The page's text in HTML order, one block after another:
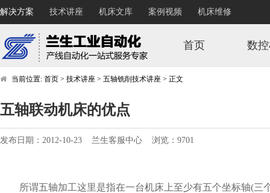
解决方案 技术讲座 机床文库 案例视频 机床维修
首页 数
当前位置: 首页 > 技术讲座 > 五轴铣削技术讲座 > 正文
五轴联动机床的优点
发布日期：2012-10-23 兰生客服中心 浏览：9701
所谓五轴加工这里是指在一台机床上至少有五个坐标轴(三